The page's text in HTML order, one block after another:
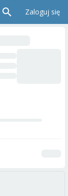
Zaloguj się